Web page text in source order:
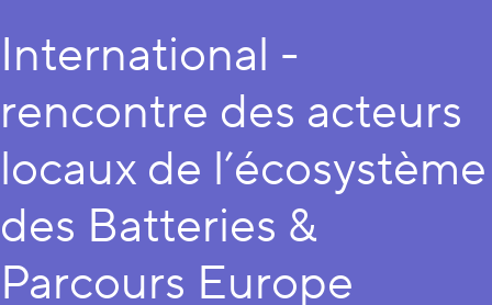
International -
rencontre des acteurs
locaux de l’écosystème
des Batteries &
Parcours Europe